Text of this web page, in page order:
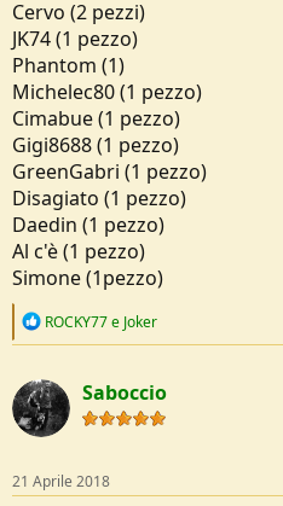
Cervo (2 pezzi)
JK74 (1 pezzo)
Phantom (1)
Michelec80 (1 pezzo)
Cimabue (1 pezzo)
Gigi8688 (1 pezzo)
GreenGabri (1 pezzo)
Disagiato (1 pezzo)
Daedin (1 pezzo)
Al c'è (1 pezzo)
Simone (1pezzo)
R
c
t
i
o
s
:
ROCKY77e Joker
Saboccio
21 Aprile 2018